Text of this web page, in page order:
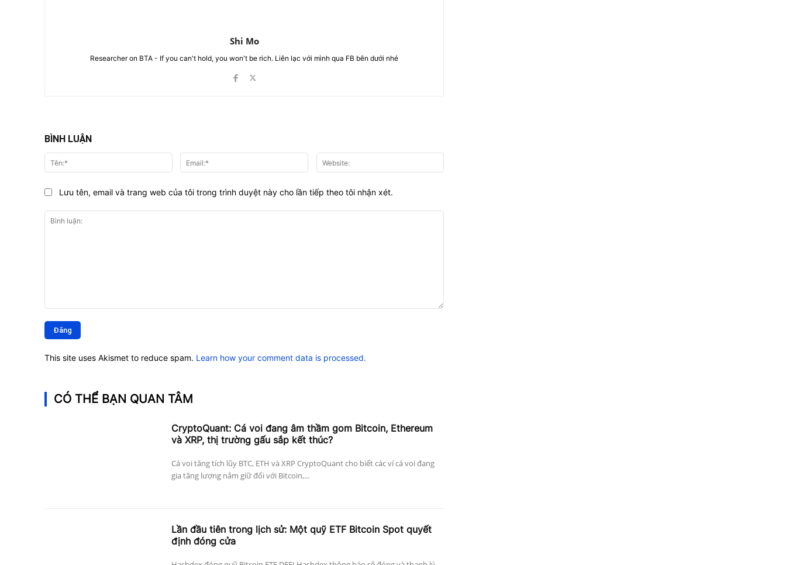
Shi Mo
Researcher on BTA - If you can't hold, you won't be rich. Liên lạc với mình qua FB bên dưới nhé
BÌNH LUẬN
luận:
Tên:* Email:*
Lưu tên, email và trang web của tôi trong trình duyệt này cho lần tiếp theo tôi nhận xét.
This site uses Akismet to reduce spam. Learn how your comment data is processed.
CÓ THỂ BẠN QUAN TÂM
CryptoQuant: Cá voi đang âm thầm gom Bitcoin, Ethereum
và XRP, thị trường gấu sắp kết thúc?
Cá voi tăng tích lũy BTC, ETH và XRP CryptoQuant cho biết các ví cá voi đang
gia tăng lượng nắm giữ đối với Bitcoin,...
Lần đầu tiên trong lịch sử: Một quỹ ETF Bitcoin Spot quyết
định đóng cửa